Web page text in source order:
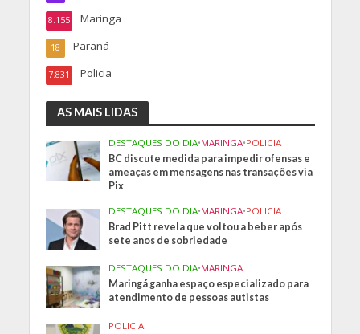
Maringa
8.155
Paraná
18
Policia
7.831
AS MAIS LIDAS
DESTAQUES DO DIA•MARINGA•POLICIA
BC discute medida para impedir ofensas e
ameaças em mensagens nas transações via
Pix
DESTAQUES DO DIA•MARINGA•POLICIA
Brad Pitt revela que voltou a beber após
sete anos de sobriedade
DESTAQUES DO DIA•MARINGA
Maringá ganha espaço especializado para
atendimento de pessoas autistas
POLICIA